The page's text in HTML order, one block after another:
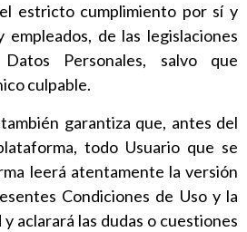
estricto cumplimiento por sí y
de las legislaciones
Personales, salvo que
culpable.
garantiza que, antes del
todo Usuario que se
leerá atentamente la versión
Condiciones de Uso y la
aclarará las dudas o cuestiones